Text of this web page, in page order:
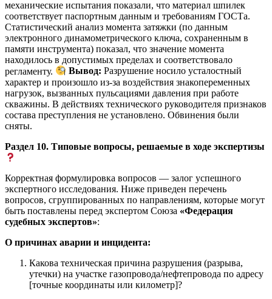
механические испытания показали, что материал шпилек
соответствует паспортным данным и требованиям ГОСТа.
Статистический анализ момента затяжки (по данным
электронного динамометрического ключа, сохраненным в
памяти инструмента) показал, что значение момента
находилось в допустимых пределах и соответствовало
регламенту.
Вывод: Разрушение носило усталостный
характер и произошло из-за воздействия знакопеременных
нагрузок, вызванных пульсациями давления при работе
скважины. В действиях технического руководителя признаков
состава преступления не установлено. Обвинения были
сняты.
Раздел 10. Типовые вопросы, решаемые в ходе экспертизы
Корректная формулировка вопросов — залог успешного
экспертного исследования. Ниже приведен перечень
вопросов, сгруппированных по направлениям, которые могут
быть поставлены перед экспертом Союза «Федерация
судебных экспертов»:
О причинах аварии и инцидента:
Какова техническая причина разрушения (разрыва,
утечки) на участке газопровода/нефтепровода по адресу
[точные координаты или километр]?